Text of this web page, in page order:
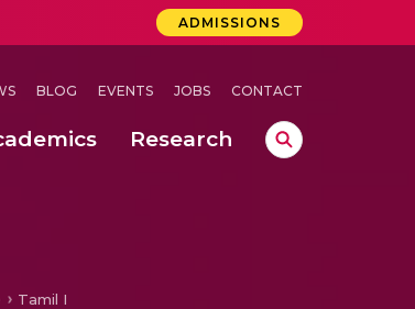
ADMISSIONS
BLOG EVENTS JOBS CONTACT
Research
Tamil I